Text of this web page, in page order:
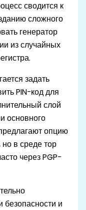
сводится к
сложного
генератор
из случайных
задать
PIN-код для
слой
основного
опцию
в среде тор
через PGP-
безопасности и